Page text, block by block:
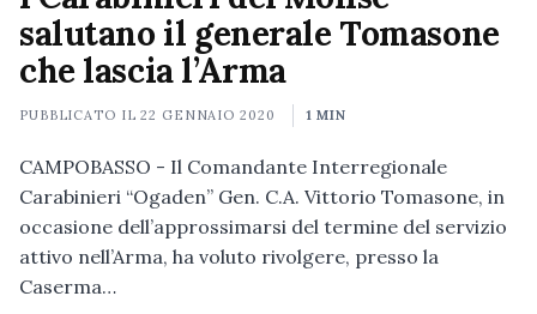
salutano il generale Tomasone
che lascia l’Arma
PUBBLICATO IL22 GENNAIO 2020 1 MIN
CAMPOBASSO - Il Comandante Interregionale
Carabinieri “Ogaden” Gen. C.A. Vittorio Tomasone, in
occasione dell’approssimarsi del termine del servizio
attivo nell’Arma, ha voluto rivolgere, presso la
Caserma…